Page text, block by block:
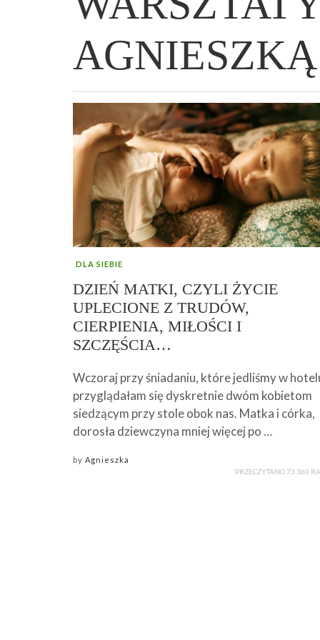
WIELKANOCNA BABKA DROŻDŻOWA –
„TRZYGODZINNA”
„PRZEMIANA” PODRÓŻ DO SIŁY I
WOLNOŚCI :)
GENIALNY ZAKWAS Z BURAKÓW
ROBOTY – WZMACNIA KREW I
AFIRMACJE – TWORZENIE DOBREGO
ŻYCIA!
DLA SIEBIE
DZIEŃ MATKI, CZYLI ŻYCIE
UPLECIONE Z TRUDÓW,
CIERPIENIA, MIŁOŚCI I
SZCZĘŚCIA…
Wczoraj przy śniadaniu, które jedliśmy w
przyglądałam się dyskretnie dwóm kobietom
siedzącym przy stole obok nas. Matka i córka,
dorosła dziewczyna mniej więcej po …
by Agnieszka
PRZECZYTANO 73 360